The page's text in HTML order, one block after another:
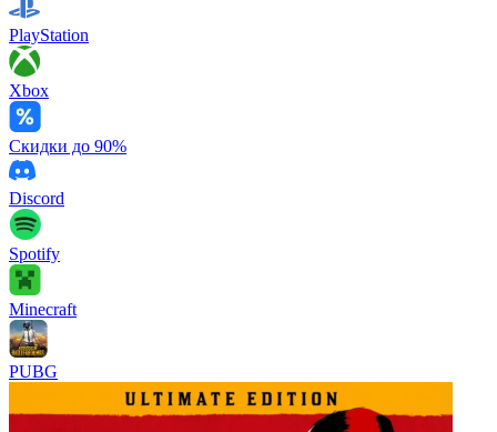
PlayStation
Xbox
Скидки до 90%
Discord
Spotify
Minecraft
PUBG